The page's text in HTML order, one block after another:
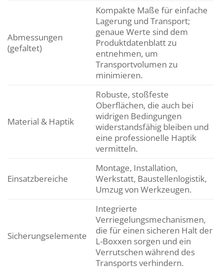
Abmessungen
(gefaltet)
Kompakte Maße für einfache
Lagerung und Transport;
genaue Werte sind dem
Produktdatenblatt zu
entnehmen, um
Transportvolumen zu
minimieren.
Material & Haptik
Robuste, stoßfeste
Oberflächen, die auch bei
widrigen Bedingungen
widerstandsfähig bleiben und
eine professionelle Haptik
vermitteln.
Einsatzbereiche
Montage, Installation,
Werkstatt, Baustellenlogistik,
Umzug von Werkzeugen.
Sicherungselemente
Integrierte
Verriegelungsmechanismen,
die für einen sicheren Halt der
L-Boxxen sorgen und ein
Verrutschen während des
Transports verhindern.